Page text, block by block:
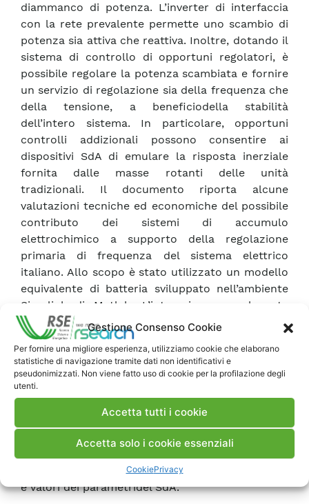
Gestione Consenso Cookie
Per fornire una migliore esperienza, utilizziamo cookie che elaborano
statistiche di navigazione tramite dati non identificativi e
pseudonimizzati. Non viene fatto uso di cookie per la profilazione degli
utenti.
Accetta tutti i cookie
Accetta solo i cookie essenziali
CookiePrivacy
diammanco di potenza. L’inverter di interfaccia
con la rete prevalente permette uno scambio di
potenza sia attiva che reattiva. Inoltre, dotando il
sistema di controllo di opportuni regolatori, è
possibile regolare la potenza scambiata e fornire
un servizio di regolazione sia della frequenza che
della tensione, a beneficiodella stabilità
dell’intero sistema. In particolare, opportuni
controlli addizionali possono consentire ai
dispositivi SdA di emulare la risposta inerziale
fornita dalle masse rotanti delle unità
tradizionali. Il documento riporta alcune
valutazioni tecniche ed economiche del possibile
contributo dei sistemi di accumulo
elettrochimico a supporto della regolazione
primaria di frequenza del sistema elettrico
italiano. Allo scopo è stato utilizzato un modello
equivalente di batteria sviluppato nell’ambiente
Simulink di Matlab. L’interazione con la rete
prevalente è stata simulata inviando in ingresso
al regolatore primario della batteria un profilo di
frequenza, ottenuto da una serie di valori
misurati della frequenza di rete. Lapotenza
erogata dal dispositivo in risposta all’errore di
frequenza è stata successivamente valutata in
preliminare della profittabilità del servizio di rete
sono effettuate per diverse strategie di controllo
e valori dei parametridel SdA.